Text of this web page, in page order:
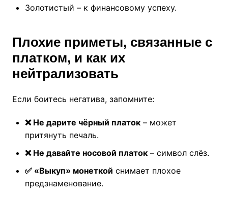
Золотистый – к финансовому успеху.
Плохие приметы, связанные с
платком, и как их
нейтрализовать
Если боитесь негатива, запомните:
❌ Не дарите чёрный платок– может
притянуть печаль.
❌ Не давайте носовой платок– символ слёз.
✅ «Выкуп» монеткой снимает плохое
предзнаменование.